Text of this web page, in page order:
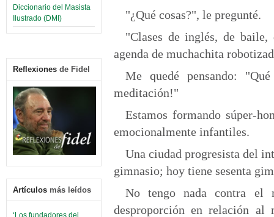
Diccionario del Masista
Ilustrado (DMI)
Reflexiones de Fidel
Artículos más leídos
‘Los fundadores del
"¿Qué cosas?", le pregunté.
"Clases de inglés, de
agenda de muchachita
Me quedé pensando:
meditación!"
Estamos formando súper-
emocionalmente infantiles.
Una ciudad progresista del
gimnasio; hoy tiene sesenta
No tengo nada contra el
desproporción en relación al